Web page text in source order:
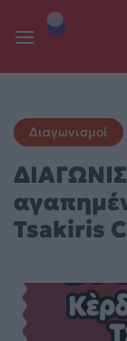
Διαγωνισμοί
Tsakiris